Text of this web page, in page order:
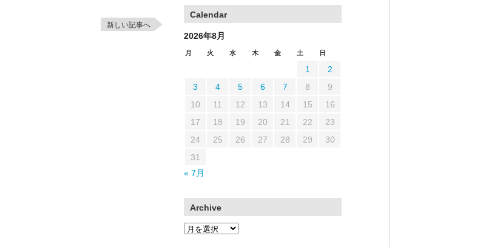
新しい記事へ
Calendar
2026年8月
月 火 水 木 金 土 日
1
2
3
4 5 6 7 8
9
10
11 12 13 14 15
16
17
18 19 20 21 22
23
24
25 26 27 28 29
30
31
« 7月
Archive
Archive